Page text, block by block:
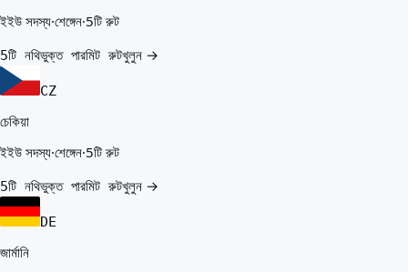
ইইউ সদস্য·শেঙ্গেন·5টি রুট
5টি নথিভুক্ত পারমিট রুটখুলুন →
CZ
চেকিয়া
ইইউ সদস্য·শেঙ্গেন·5টি রুট
5টি নথিভুক্ত পারমিট রুটখুলুন →
DE
জার্মানি